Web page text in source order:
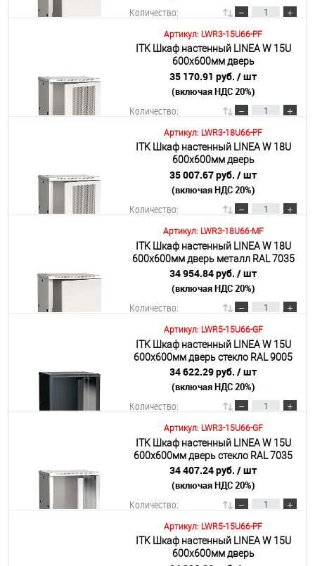
Количество:
В корзину
Подробнее
Артикул: LWR3-15U66-PF
ITK Шкаф настенный LINEA W 15U
600х600мм дверь
перфорированная RAL 7035
35 170.91 руб. / шт
(включая НДС 20%)
Количество:
В корзину
Подробнее
Артикул: LWR3-18U66-PF
ITK Шкаф настенный LINEA W 18U
600х600мм дверь
перфорированная RAL 7035
35 007.67 руб. / шт
(включая НДС 20%)
Количество:
В корзину
Подробнее
Артикул: LWR3-18U66-MF
ITK Шкаф настенный LINEA W 18U
600х600мм дверь металл RAL 7035
34 954.84 руб. / шт
(включая НДС 20%)
Количество:
В корзину
Подробнее
Артикул: LWR5-15U66-GF
ITK Шкаф настенный LINEA W 15U
600х600мм дверь стекло RAL 9005
34 622.29 руб. / шт
(включая НДС 20%)
Количество:
В корзину
Подробнее
Артикул: LWR3-15U66-GF
ITK Шкаф настенный LINEA W 15U
600х600мм дверь стекло RAL 7035
34 407.24 руб. / шт
(включая НДС 20%)
Количество:
В корзину
Артикул: LWR5-15U66-PF
ITK Шкаф настенный LINEA W 15U
600х600мм дверь